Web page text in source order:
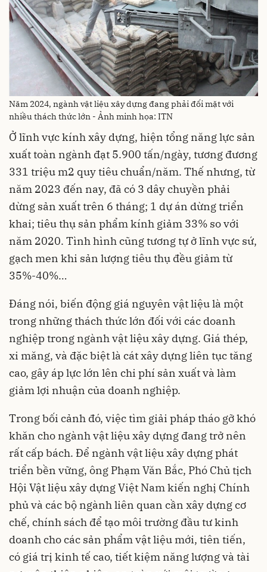
Năm 2024, ngành vật liệu xây dựng đang phải đối mặt với
nhiều thách thức lớn - Ảnh minh họa: ITN
Ở lĩnh vực kính xây dựng, hiện tổng năng lực sản
xuất toàn ngành đạt 5.900 tấn/ngày, tương đương
331 triệu m2 quy tiêu chuẩn/năm. Thế nhưng, từ
năm 2023 đến nay, đã có 3 dây chuyền phải
dừng sản xuất trên 6 tháng; 1 dự án dừng triển
khai; tiêu thụ sản phẩm kính giảm 33% so với
năm 2020. Tình hình cũng tương tự ở lĩnh vực sứ,
gạch men khi sản lượng tiêu thụ đều giảm từ
35%-40%…
Đáng nói, biến động giá nguyên vật liệu là một
trong những thách thức lớn đối với các doanh
nghiệp trong ngành vật liệu xây dựng. Giá thép,
xi măng, và đặc biệt là cát xây dựng liên tục tăng
cao, gây áp lực lớn lên chi phí sản xuất và làm
giảm lợi nhuận của doanh nghiệp.
Trong bối cảnh đó, việc tìm giải pháp tháo gỡ khó
khăn cho ngành vật liệu xây dựng đang trở nên
rất cấp bách. Để ngành vật liệu xây dựng phát
triển bền vững, ông Phạm Văn Bắc, Phó Chủ tịch
Hội Vật liệu xây dựng Việt Nam kiến nghị Chính
phủ và các bộ ngành liên quan cần xây dựng cơ
chế, chính sách để tạo môi trường đầu tư kinh
doanh cho các sản phẩm vật liệu mới, tiên tiến,
có giá trị kinh tế cao, tiết kiệm năng lượng và tài